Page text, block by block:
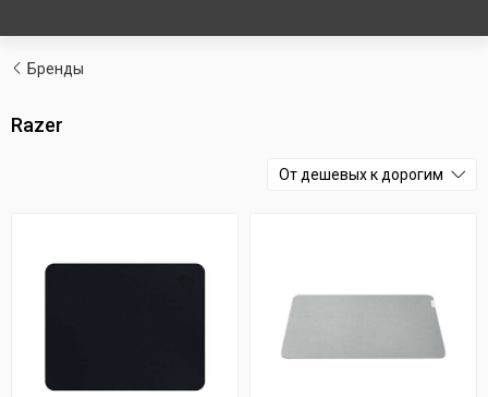
Бренды
Razer
От дешевых к дорогим